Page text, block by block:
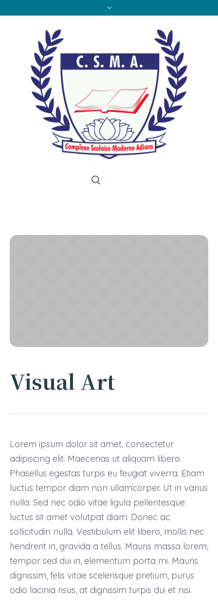
Visual Art
Lorem ipsum dolor sit amet, consectetur
adipiscing elit. Maecenas ut aliquam libero.
Phasellus egestas turpis eu feugiat viverra. Etiam
luctus tempor diam non ullamcorper. Ut in varius
nulla. Sed nec odio vitae ligula pellentesque
luctus sit amet volutpat diam. Donec ac
sollicitudin nulla. Vestibulum elit libero, mollis nec
hendrerit in, gravida a tellus. Mauris massa lorem,
tempor sed dui in, elementum porta mi. Mauris
dignissim, felis vitae scelerisque pretium, purus
odio lacinia risus, at dignissim turpis dui et nisi.